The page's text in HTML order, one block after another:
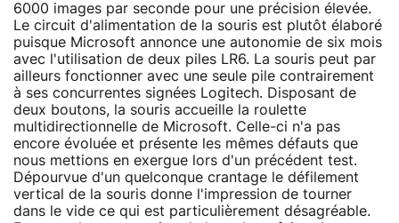
6000 images par seconde pour une précision élevée.
Le circuit d'alimentation de la souris est plutôt élaboré
puisque Microsoft annonce une autonomie de six mois
avec l'utilisation de deux piles LR6. La souris peut par
ailleurs fonctionner avec une seule pile contrairement
à ses concurrentes signées Logitech. Disposant de
deux boutons, la souris accueille la roulette
multidirectionnelle de Microsoft. Celle-ci n'a pas
encore évoluée et présente les mêmes défauts que
nous mettions en exergue lors d'un précédent test.
Dépourvue d'un quelconque crantage le défilement
vertical de la souris donne l'impression de tourner
dans le vide ce qui est particulièrement désagréable.